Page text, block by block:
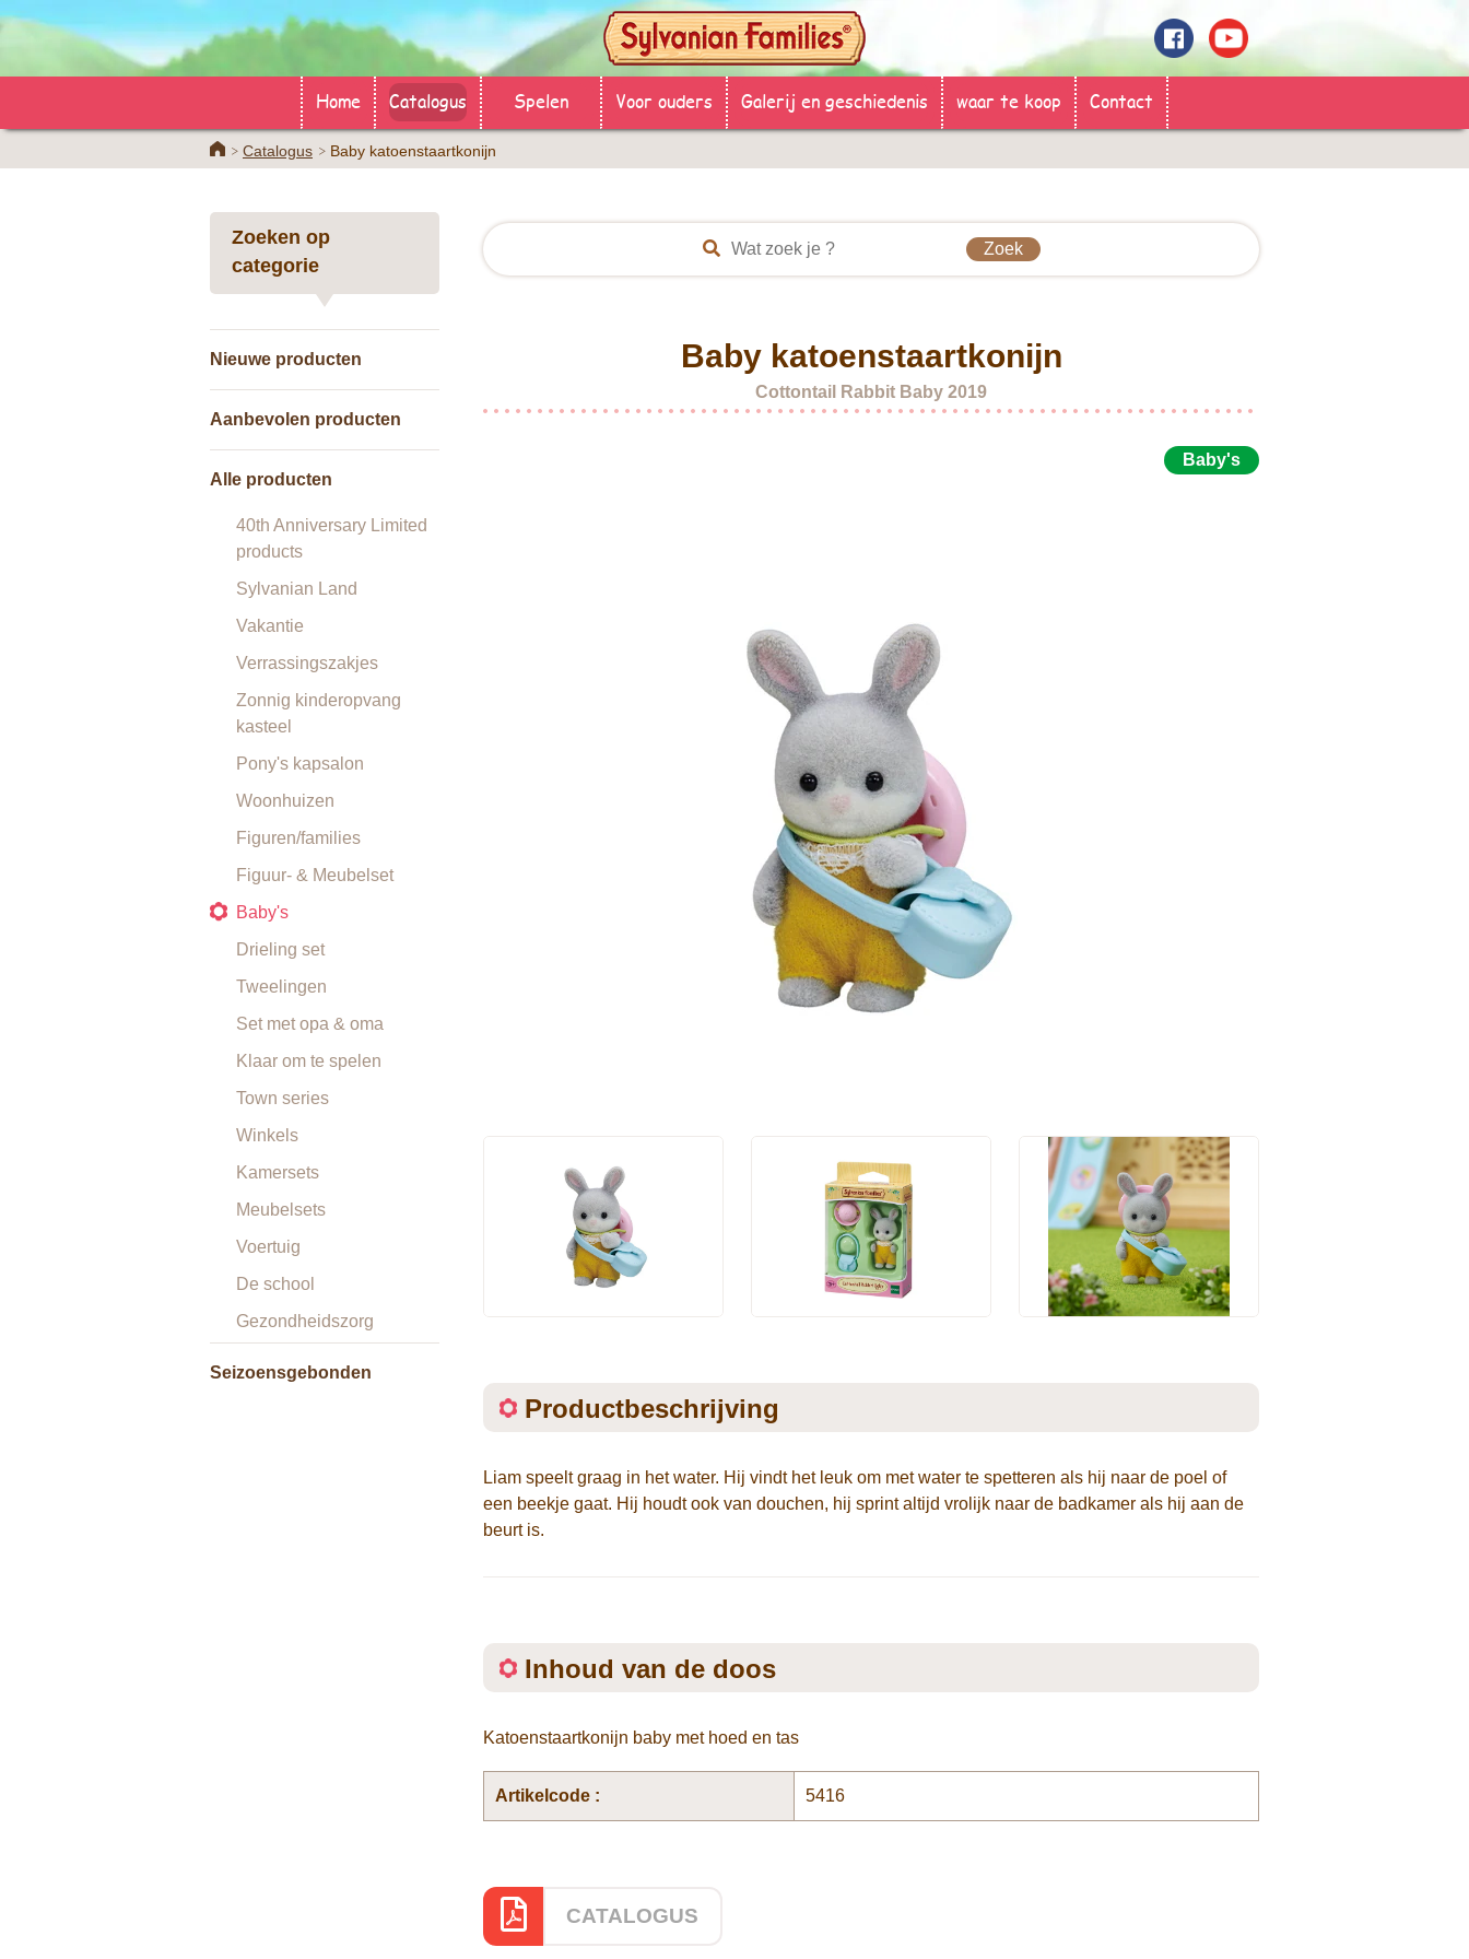
Home Catalogus Spelen Voor ouders Galerij en geschiedenis waar te koop Contact
HomeCatalogus Baby katoenstaartkonijn
Zoeken op
categorie
Nieuwe producten
Aanbevolen producten
Alle producten
40th Anniversary Limited
products
Sylvanian Land
Vakantie
Verrassingszakjes
Zonnig kinderopvang
kasteel
Pony's kapsalon
Woonhuizen
Figuren/families
Figuur- & Meubelset
Baby's
Drieling set
Tweelingen
Set met opa & oma
Klaar om te spelen
Town series
Winkels
Kamersets
Meubelsets
Voertuig
De school
Gezondheidszorg
Seizoensgebonden
Baby katoenstaartkonijn
Cottontail Rabbit Baby 2019
Baby's
Productbeschrijving
Liam speelt graag in het water. Hij vindt het leuk om met water te spetteren als hij naar de poel of
een beekje gaat. Hij houdt ook van douchen, hij sprint altijd vrolijk naar de badkamer als hij aan de
beurt is.
Inhoud van de doos
Katoenstaartkonijn baby met hoed en tas
Artikelcode : 5416
CATALOGUS